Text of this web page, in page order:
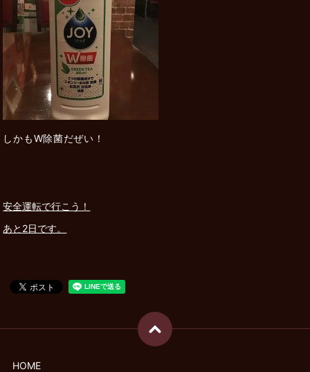
しかもW除菌だぜい！
安全運転で行こう！
あと2日です。
HOME